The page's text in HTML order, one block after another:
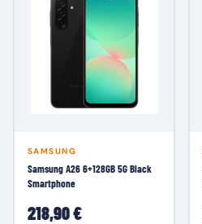
SAMSUNG
Samsung A26 6+128GB 5G Black
Smartphone
218,90 €